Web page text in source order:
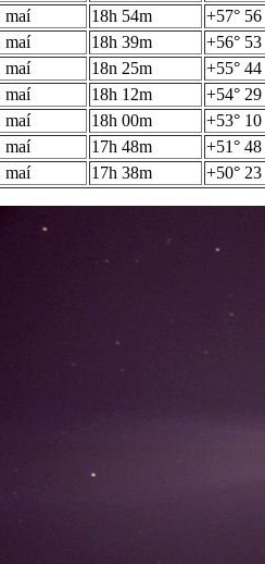
maí
18h 54m +57° 56
maí
18h 39m +56° 53
maí
18n 25m +55° 44
maí
18h 12m +54° 29
maí
18h 00m +53° 10
maí
17h 48m +51° 48
maí
17h 38m +50° 23